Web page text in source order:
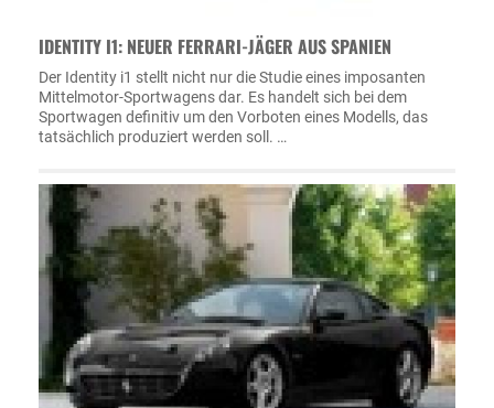
IDENTITY I1: NEUER FERRARI-JÄGER AUS SPANIEN
Der Identity i1 stellt nicht nur die Studie eines imposanten
Mittelmotor-Sportwagens dar. Es handelt sich bei dem
Sportwagen definitiv um den Vorboten eines Modells, das
tatsächlich produziert werden soll. …